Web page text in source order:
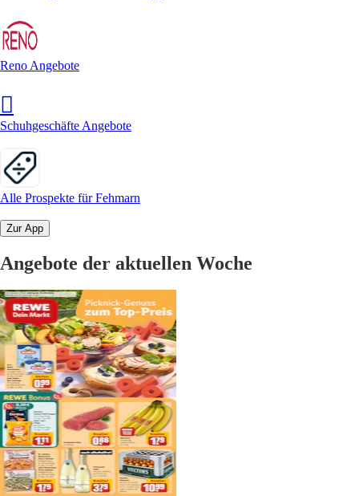
Reno Angebote
Schuhgeschäfte Angebote
Alle Prospekte für Fehmarn
Zur App
Angebote der aktuellen Woche